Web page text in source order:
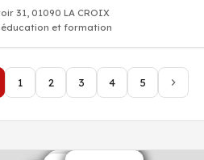
31, 01090 LA CROIX
éducation et formation
1 2 3 4 5
Ecole